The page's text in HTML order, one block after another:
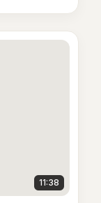
11:38